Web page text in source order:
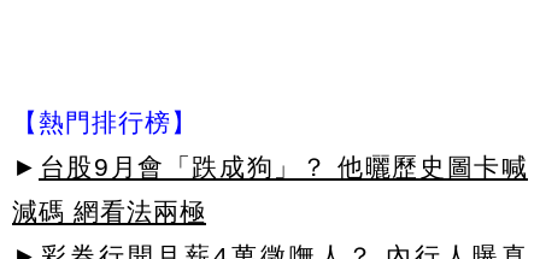
【熱門排行榜】
► 台股9月會「跌成狗」？ 他曬歷史圖卡喊
減碼 網看法兩極